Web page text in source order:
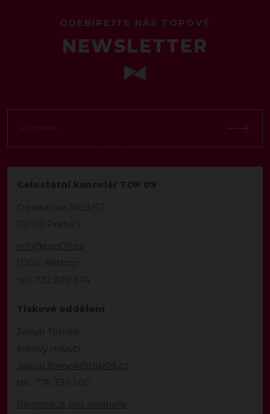
ODEBÍREJTE NÁŠ TOPOVÝ
NEWSLETTER
Celostátní kancelář TOP 09
Opletalova 1603/57
110 00 Praha 1
info@top09.cz
IDDS: 86ttzqc
tel.: 732 399 674
Tiskové oddělení
Jakub Tomek
tiskový mluvčí
Jakub.Tomek@top09.cz
tel.: 776 739 505
Registrace pro novináře